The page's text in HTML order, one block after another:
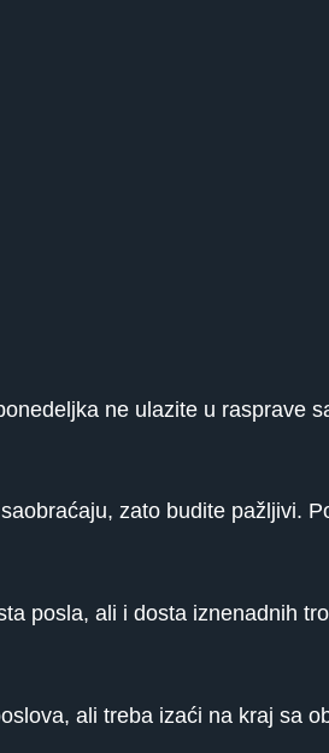
ne ulazite u rasprave
zato budite pažljivi.
posla, ali i dosta iznenadnih
ali treba izaći na kraj sa